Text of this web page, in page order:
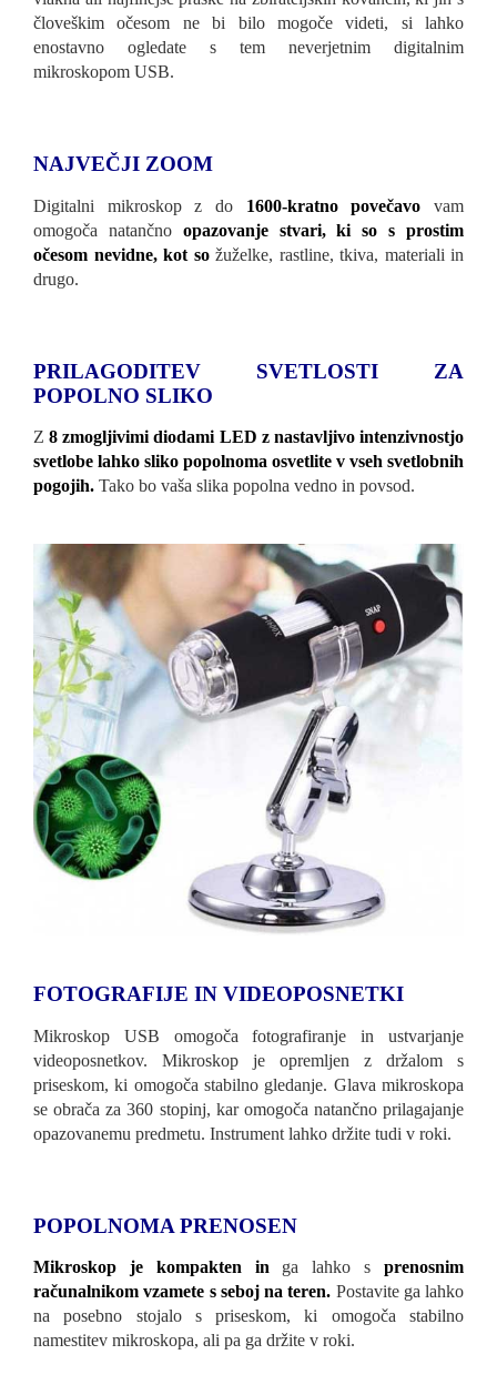
človeškim očesom ne bi bilo mogoče videti, si lahko
enostavno ogledate s tem neverjetnim digitalnim
mikroskopom USB.
NAJVEČJI ZOOM
Digitalni mikroskop z do 1600-kratno povečavo
vam
omogoča natančno opazovanje stvari, ki so s prostim
očesom nevidne, kot so žuželke, rastline, tkiva, materiali in
drugo.
PRILAGODITEV SVETLOSTI ZA
POPOLNO SLIKO
Z8 zmogljivimi diodami LED z nastavljivo intenzivnostjo
svetlobe lahko sliko popolnoma osvetlite v vseh svetlobnih
pogojih. Tako bo vaša slika popolna vedno in povsod.
FOTOGRAFIJE IN VIDEOPOSNETKI
Mikroskop USB omogoča fotografiranje in ustvarjanje
videoposnetkov. Mikroskop je opremljen z držalom s
priseskom, ki omogoča stabilno gledanje. Glava mikroskopa
se obrača za 360 stopinj, kar omogoča natančno prilagajanje
opazovanemu predmetu. Instrument lahko držite tudi v roki.
POPOLNOMA PRENOSEN
Mikroskop je kompakten in ga lahko sprenosnim
računalnikom vzamete s seboj na teren. Postavite ga lahko
na posebno stojalo s priseskom, ki omogoča stabilno
namestitev mikroskopa, ali pa ga držite v roki.